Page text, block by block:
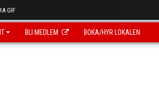
GIF
BLI MEDLEM BOKA/HYR LOKALEN